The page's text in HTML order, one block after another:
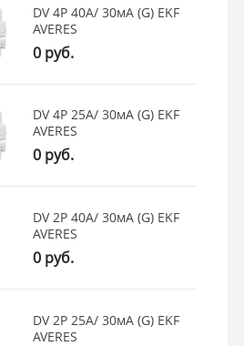
DV 4P 40А/ 30мА (G) EKF
AVERES
0 руб.
DV 4P 25А/ 30мА (G) EKF
AVERES
0 руб.
DV 2P 40А/ 30мА (G) EKF
AVERES
0 руб.
DV 2P 25А/ 30мА (G) EKF
AVERES